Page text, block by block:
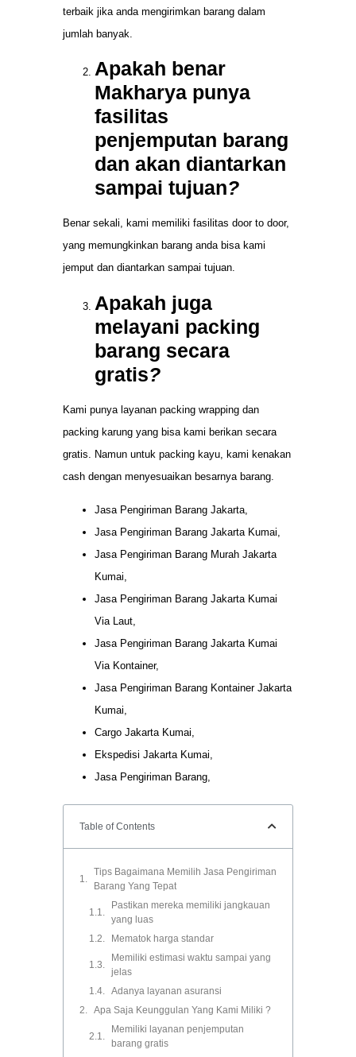
terbaik jika anda mengirimkan barang dalam
jumlah banyak.
Apakah benar
Makharya punya
fasilitas
penjemputan barang
dan akan diantarkan
sampai tujuan?
Benar sekali, kami memiliki fasilitas door to door,
yang memungkinkan barang anda bisa kami
jemput dan diantarkan sampai tujuan.
Apakah juga
melayani packing
barang secara
gratis?
Kami punya layanan packing wrapping dan
packing karung yang bisa kami berikan secara
gratis. Namun untuk packing kayu, kami kenakan
cash dengan menyesuaikan besarnya barang.
Jasa Pengiriman Barang Jakarta,
Jasa Pengiriman Barang Jakarta Kumai,
Jasa Pengiriman Barang Murah Jakarta
Kumai,
Jasa Pengiriman Barang Jakarta Kumai
Via Laut,
Jasa Pengiriman Barang Jakarta Kumai
Via Kontainer,
Jasa Pengiriman Barang Kontainer Jakarta
Kumai,
Cargo Jakarta Kumai,
Ekspedisi Jakarta Kumai,
Jasa Pengiriman Barang,
Table of Contents
Tips Bagaimana Memilih Jasa Pengiriman
Barang Yang Tepat
Pastikan mereka memiliki jangkauan
yang luas
Mematok harga standar
Memiliki estimasi waktu sampai yang
jelas
Adanya layanan asuransi
Apa Saja Keunggulan Yang Kami Miliki ?
Memiliki layanan penjemputan
barang gratis